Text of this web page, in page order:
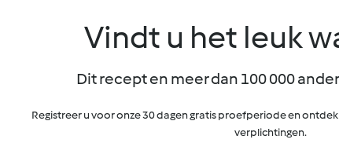
Vindt u het leuk
Dit recept en meer dan 100 000
Registreer u voor onze 30 dagen gratis proefperiode en
verplichtingen.